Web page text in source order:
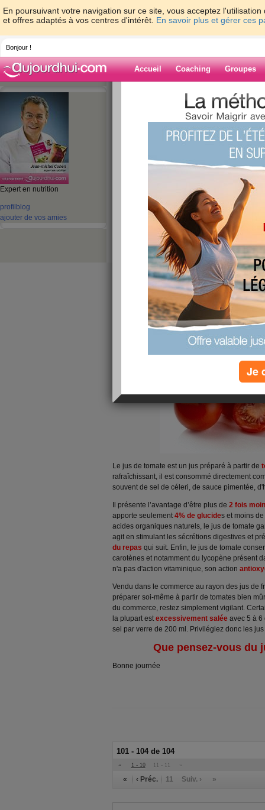
En poursuivant votre navigation sur ce site, vous acceptez
et offres adaptés à vos centres d'intérêt. En savoir plus et gérer ces
Bonjour !
Accueil Coaching Groupes
Expert en nutrition
profil blog
ajouter de vos amies
> jeanmichelcohen
Blog de
Zoom sur le jus
publié le 15/07/2013 à 05:31
A l’apéritif, vous recherchez une boisson
oublie souventle jus de tomateet pourtant
Le jus de tomate est un jus préparé à partir de
rafraîchissant, il est consommé directement
souvent de sel de céleri, de sauce pimentée,
Il présente l’avantage d’être plus de 2 fois
apporte seulement 4% de glucides et moins de
acides organiques naturels, le jus de tomate
agit en stimulant les sécrétions digestives et
du repas qui suit. Enfin, le jus de tomate
carotènes et notamment du lycopène présent
n'a pas d'action vitaminique, son action
Vendu dans le commerce au rayon des jus de
préparer soi-même à partir de tomates bien
du commerce, restez simplement vigilant.
la plupart est excessivement salée avec 5 à 6
sel par verre de 200 ml. Privilégiez donc les jus
Que pensez-vous du
Bonne journée
101 - 104 de 104
« 1 - 10 11 - 11 »
« ‹ Préc. 11 Suiv. › »
Je